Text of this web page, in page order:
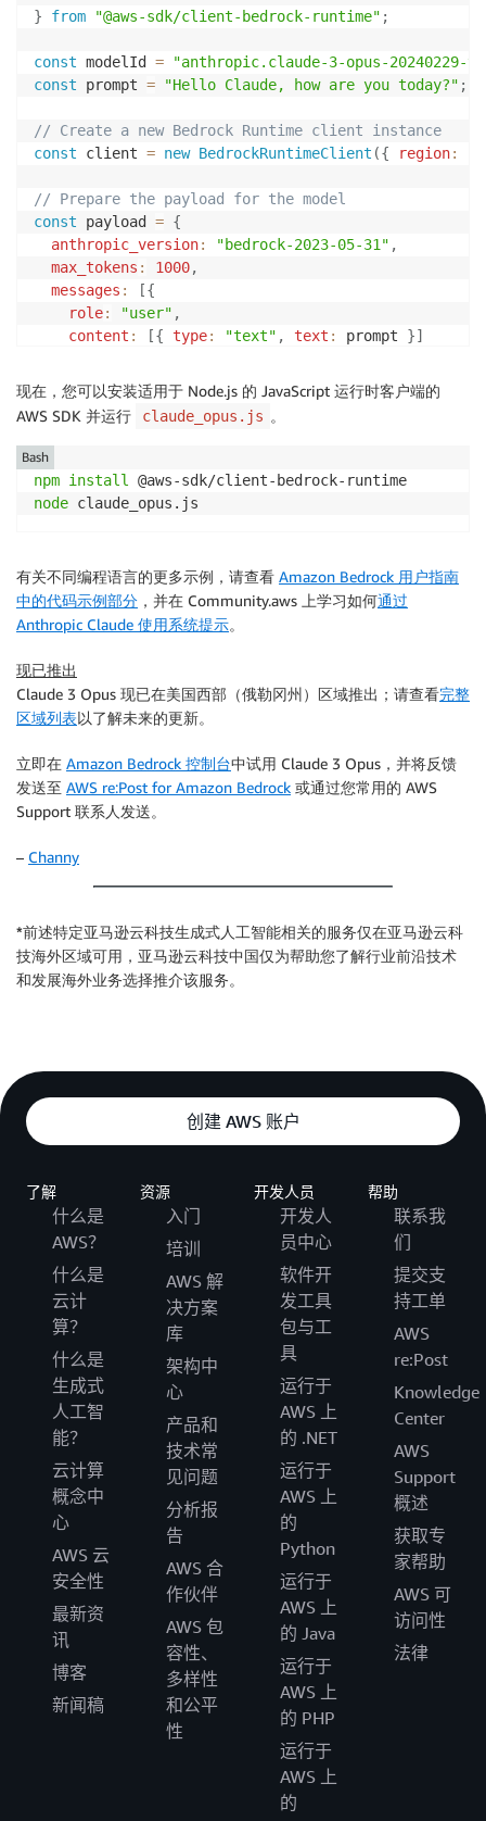
}
from "@aws-sdk/client-bedrock-runtime" ;
const modelId =
"anthropic.claude-3-opus-20240229-
const prompt = "Hello Claude, how are you today?" ;
// Create a new Bedrock Runtime client instance
const client = new BedrockRuntimeClient ({ region:
// Prepare the payload for the model
const payload = {
anthropic_version: "bedrock-2023-05-31" ,
max_tokens : 1000,
messages : [{
role: "user" ,
content : [{ type: "text" , text : prompt }]
}
// Invoke Claude with the payload and wait for the
const
contentType
"application/json"
body : JSON stringify
// Decode and print Claude's response
const decodedResponseBody
const
console.log(`Response: ${text}`) ;
现在，您可以安装适用于 Node.js 的 JavaScript 运行时客户端的
AWS SDK 并运行
claude_opus.js 。
npm install
node claude_opus.js
Bash
有关不同编程语言的更多示例，请查看 Amazon Bedrock 用户指南
中的代码示例部分 ，并在 Community.aws 上学习如何通过
Anthropic Claude 使用系统提示。
现已推出
Claude 3 Opus 现已在美国西部（俄勒冈州）区域推出；请查看完整
区域列表以了解未来的更新。
立即在 Amazon Bedrock 控制台中试用 Claude 3 Opus，并将反馈
发送至 AWS re:Post for Amazon Bedrock 或通过您常用的 AWS
Support 联系人发送。
– Channy
*前述特定亚马逊云科技生成式人工智能相关的服务仅在亚马逊云科
技海外区域可用，亚马逊云科技中国仅为帮助您了解行业前沿技术
和发展海外业务选择推介该服务。
创建 AWS 账户
了解
什么是
AWS？
什么是
云计
算？
什么是
生成式
人工智
能？
云计算
概念中
心
AWS 云
安全性
最新资
讯
博客
新闻稿
资源
入门
培训
AWS 解
决方案
库
架构中
心
产品和
技术常
见问题
分析报
告
AWS 合
作伙伴
AWS 包
容性、
多样性
和公平
性
开发人员
开发人
员中心
软件开
发工具
包与工
具
运行于
AWS 上
的 .NET
运行于
AWS 上
的
Python
运行于
AWS 上
的 Java
运行于
AWS 上
的 PHP
运行于
AWS 上
的
帮助
联系我
们
提交支
持工单
AWS
re:Post
Knowledge
Center
AWS
Support
概述
获取专
家帮助
AWS 可
访问性
法律